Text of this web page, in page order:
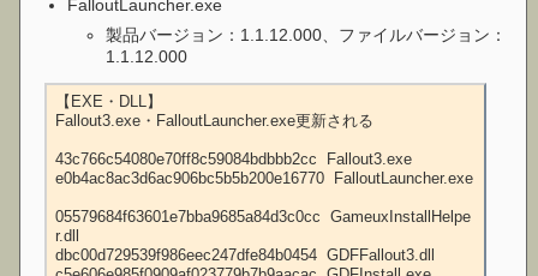
FalloutLauncher.exe
製品バージョン：1.1.12.000、ファイルバージョン：
1.1.12.000
【EXE・DLL】
Fallout3.exe・FalloutLauncher.exe更新される
43c766c54080e70ff8c59084bdbbb2cc  Fallout3.exe
e0b4ac8ac3d6ac906bc5b5b200e16770  FalloutLauncher.exe
05579684f63601e7bba9685a84d3c0cc  GameuxInstallHelpe
r.dll
dbc00d729539f986eec247dfe84b0454  GDFFallout3.dll